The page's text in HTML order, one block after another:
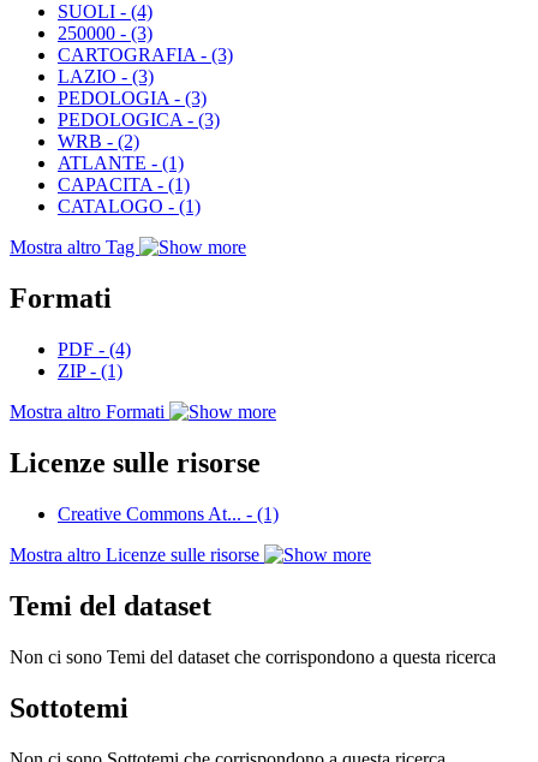
SUOLI - (4)
250000 - (3)
CARTOGRAFIA - (3)
LAZIO - (3)
PEDOLOGIA - (3)
PEDOLOGICA - (3)
WRB - (2)
ATLANTE - (1)
CAPACITA - (1)
CATALOGO - (1)
Mostra altro Tag
Formati
PDF - (4)
ZIP - (1)
Mostra altro Formati
Licenze sulle risorse
Creative Commons At... - (1)
Mostra altro Licenze sulle risorse
Temi del dataset
Non ci sono Temi del dataset che corrispondono a questa ricerca
Sottotemi